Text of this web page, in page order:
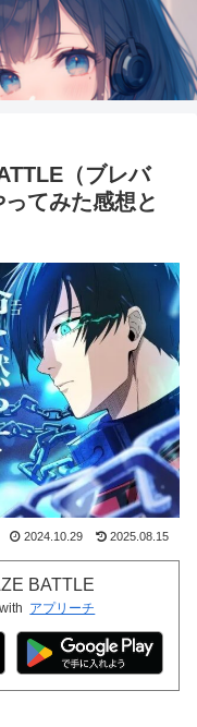
（ブレバ
てみた感想と
2024.10.29 2025.08.15
BATTLE
アプリーチ